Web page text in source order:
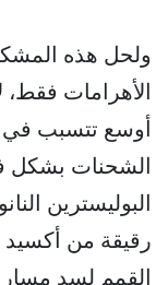
ولحل هذه
الأهرامات
أوسع تتسبب في
الشحنات بشكل
البوليسترين
رقيقة من أكسيد
القمم لسد